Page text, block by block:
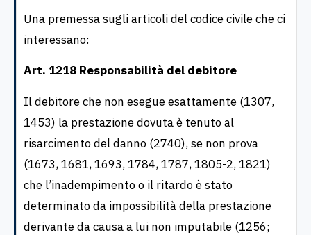
Una premessa sugli articoli del codice civile che ci
interessano:
Art. 1218 Responsabilità del debitore
Il debitore che non esegue esattamente (1307,
1453) la prestazione dovuta è tenuto al
risarcimento del danno (2740), se non prova
(1673, 1681, 1693, 1784, 1787, 1805-2, 1821)
che l’inadempimento o il ritardo è stato
determinato da impossibilità della prestazione
derivante da causa a lui non imputabile (1256;